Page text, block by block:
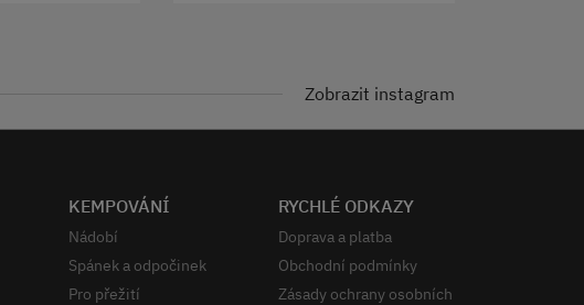
Zobrazit instagram
KEMPOVÁNÍ
Nádobí
Spánek a odpočinek
Pro přežití
RYCHLÉ ODKAZY
Doprava a platba
Obchodní podmínky
Zásady ochrany osobních